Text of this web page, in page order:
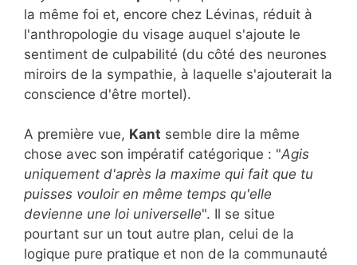
la même foi et, encore chez Lévinas, réduit à
l'anthropologie du visage auquel s'ajoute le
sentiment de culpabilité (du côté des neurones
miroirs de la sympathie, à laquelle s'ajouterait la
conscience d'être mortel).
A première vue, Kant semble dire la même
chose avec son impératif catégorique : "Agis
uniquement d'après la maxime qui fait que tu
puisses vouloir en même temps qu'elle
devienne une loi universelle". Il se situe
pourtant sur un tout autre plan, celui de la
logique pure pratique et non de la communauté